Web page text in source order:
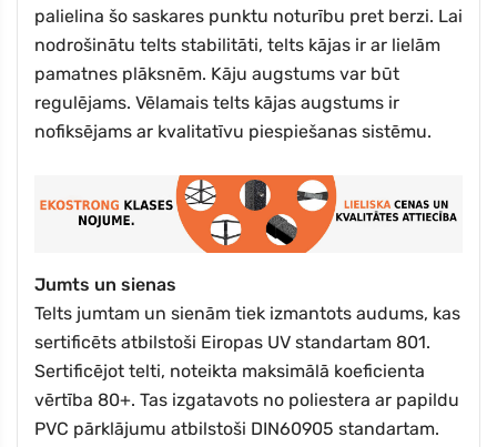
palielina šo saskares punktu noturību pret berzi. Lai
nodrošinātu telts stabilitāti, telts kājas ir ar lielām
pamatnes plāksnēm. Kāju augstums var būt
regulējams. Vēlamais telts kājas augstums ir
nofiksējams ar kvalitatīvu piespiešanas sistēmu.
Jumts un sienas
Telts jumtam un sienām tiek izmantots audums, kas
sertificēts atbilstoši Eiropas UV standartam 801.
Sertificējot telti, noteikta maksimālā koeficienta
vērtība 80+. Tas izgatavots no poliestera ar papildu
PVC pārklājumu atbilstoši DIN60905 standartam.